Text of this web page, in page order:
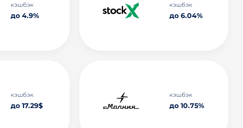
кэшбэк
до 4.9%
кэшбэк
до 6.04%
кэшбэк
до 17.29$
кэшбэк
до 10.75%